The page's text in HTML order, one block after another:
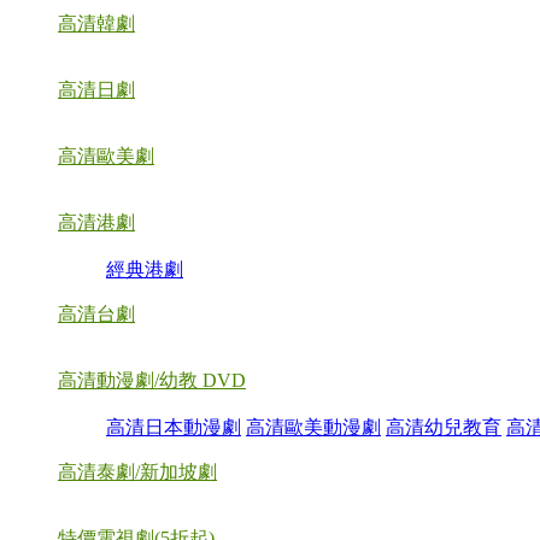
高清韓劇
高清日劇
高清歐美劇
高清港劇
經典港劇
高清台劇
高清動漫劇/幼教 DVD
高清日本動漫劇 高清歐美動漫劇 高清幼兒教育 高
高清泰劇/新加坡劇